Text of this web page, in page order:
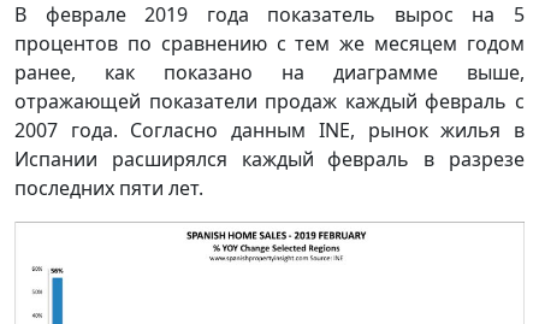
В феврале 2019 года показатель вырос на 5
процентов по сравнению с тем же месяцем годом
ранее, как показано на диаграмме выше,
отражающей показатели продаж каждый февраль с
2007 года. Согласно данным INE, рынок жилья в
Испании расширялся каждый февраль в разрезе
последних пяти лет.